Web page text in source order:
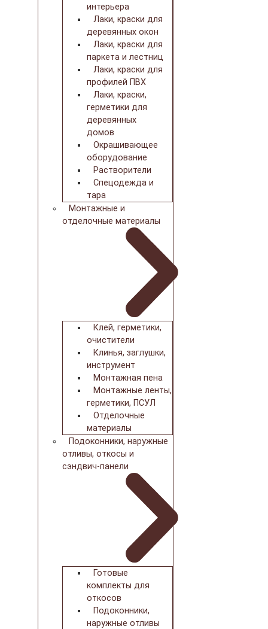
интерьера
Лаки, краски для
деревянных окон
Лаки, краски для
паркета и лестниц
Лаки, краски для
профилей ПВХ
Лаки, краски,
герметики для
деревянных
домов
Окрашивающее
оборудование
Растворители
Спецодежда и
тара
Монтажные и
отделочные материалы
Клей, герметики,
очистители
Клинья, заглушки,
инструмент
Монтажная пена
Монтажные ленты,
герметики, ПСУЛ
Отделочные
материалы
Подоконники, наружные
отливы, откосы и
сэндвич-панели
Готовые
комплекты для
откосов
Подоконники,
наружные отливы